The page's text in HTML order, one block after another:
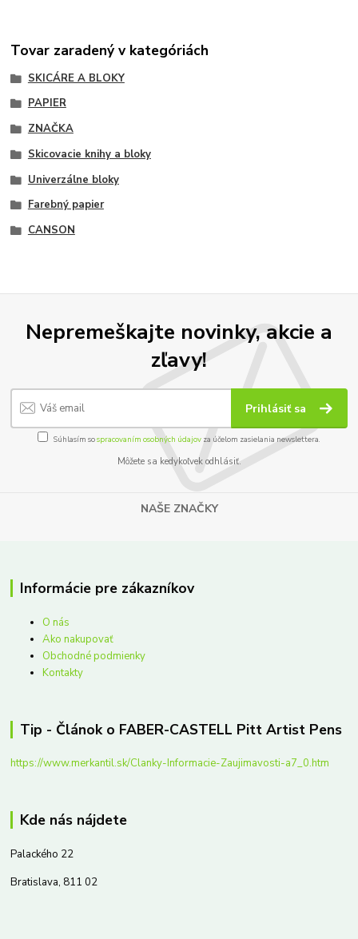
Tovar zaradený v kategóriách
SKICÁRE A BLOKY
PAPIER
ZNAČKA
Skicovacie knihy a bloky
Univerzálne bloky
Farebný papier
CANSON
Nepremeškajte novinky, akcie a
zľavy!
Prihlásiť sa
Súhlasím sospracovaním osobných údajov za účelom zasielania newslettera.
Môžete sa kedykoľvek odhlásiť.
NAŠE ZNAČKY
Informácie pre zákazníkov
O nás
Ako nakupovať
Obchodné podmienky
Kontakty
Tip - Článok o FABER-CASTELL Pitt Artist Pens
https://www.merkantil.sk/Clanky-Informacie-Zaujimavosti-a7_0.htm
Kde nás nájdete
Palackého 22
Bratislava, 811 02